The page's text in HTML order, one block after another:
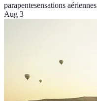
parapentesensations aériennes
Aug 3